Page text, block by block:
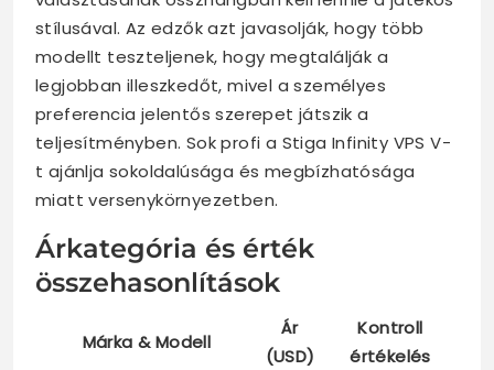
stílusával. Az edzők azt javasolják, hogy több
modellt teszteljenek, hogy megtalálják a
legjobban illeszkedőt, mivel a személyes
preferencia jelentős szerepet játszik a
teljesítményben. Sok profi a Stiga Infinity VPS V-
t ajánlja sokoldalúsága és megbízhatósága
miatt versenykörnyezetben.
Árkategória és érték
összehasonlítások
Márka & Modell
Ár
(USD)
Kontroll
értékelés